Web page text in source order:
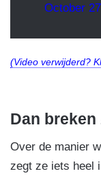
October
(Video verwijderd?
Dan
Over de manier
zegt ze iets heel